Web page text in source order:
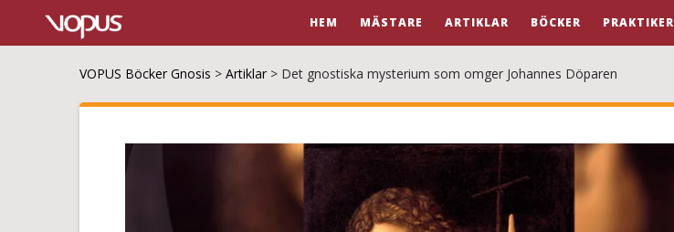
HEM MÄSTARE ARTIKLAR BÖCKER PRAKTIKER
VOPUS Böcker Gnosis > Artiklar > Det gnostiska mysterium som omger Johannes Döparen